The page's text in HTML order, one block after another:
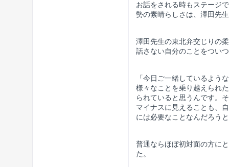
お話をされる時もステージ
勢の素晴らしさは、澤田先
澤田先生の東北弁交じりの
話さない自分のことをつい
「今日ご一緒しているよう
様々なことを乗り越えられ
られていると思うんです。
マイナスに見えることも、
には必要なことなんだろう
普通ならほぼ初対面の方に
た。